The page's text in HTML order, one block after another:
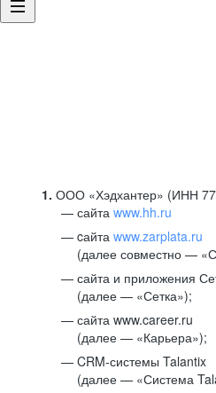
1. ООО «Хэдхантер» (ИНН
сайта www.hh.ru
cайта www.zarplata.ru
(далее совместно —
сайта и приложения
(далее — «Сетка»);
сайта www.career.ru
(далее — «Карьера»);
CRM-системы Talantix
(далее — «Система